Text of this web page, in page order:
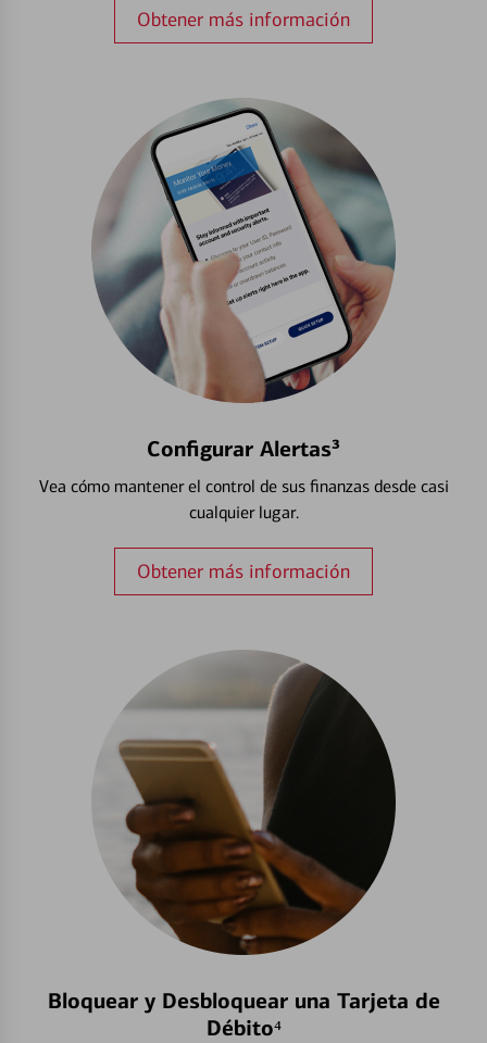
Obtener más información
Configurar Alertas³
Vea cómo mantener el control de sus finanzas desde casi
cualquier lugar.
Obtener más información
Bloquear y Desbloquear una Tarjeta de
Débito⁴